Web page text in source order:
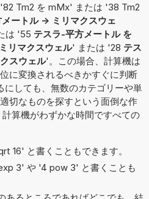
Tm2 を mMx' または '38 Tm2
ートル -> ミリマクスウェ
は '55 テスラ-平方メートル を
リマクスウェル' または '28 テス
スウェル'。この場合、計算機は
に変換されるべきかすぐに判断
にしても、無数のカテゴリーや単
切なものを探すという面倒な作
算機がわずかな時間ですべての
16' と書くこともできます。
3' や '4 pow 3' と書くことも